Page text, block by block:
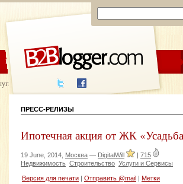
ЦЕНЫ ПОМОЩЬ
написания
ПРЕСС-РЕЛИЗЫ
Ипотечная акция от ЖК
19 June, 2014, Москва — DigitalWill | 715
Недвижимость Строительство Услуги и Сервисы
Версия для печати Отправить @mail Метки